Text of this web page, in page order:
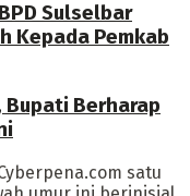
Sulselbar
Kepada Pemkab
Bupati Berharap
satu